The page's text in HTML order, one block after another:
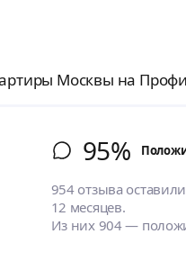
Москвы на
95%
954 отзыва
12 месяцев.
Из них 904 —